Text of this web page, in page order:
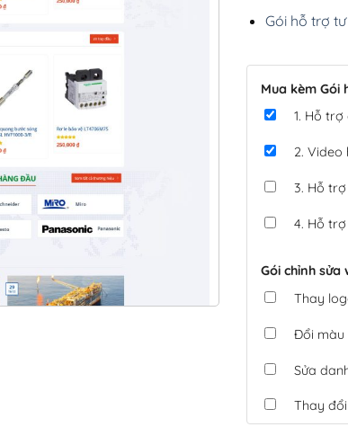
Gói hỗ trợ
Mua kèm Gói
1. Hỗ
2.
3. Hỗ
4. Hỗ
Gói chỉnh sửa
Thay
Đổi màu
Sửa
Thay
Tích